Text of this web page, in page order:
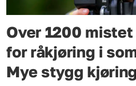
Over 1200
for råkjøring i
Mye stygg kjøring